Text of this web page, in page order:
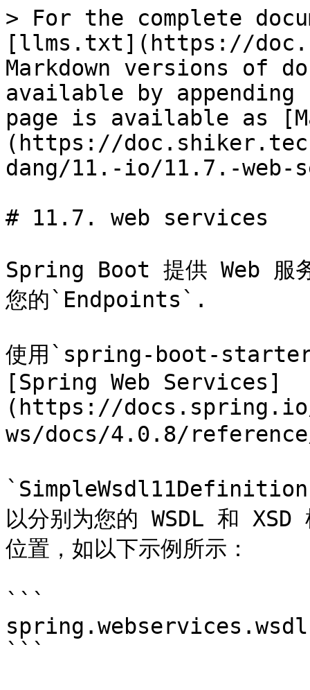
> For the complete
[llms.txt](https://
Markdown versions of
available by
page is available as
(https://
dang/11.-io/11.7.-web-
# 11.7. web services
Spring Boot 提供 Web 服务
您的`Endpoints`.
使用`spring-boot-starter-
[Spring Web Services]
(https://
ws/docs/4.0.8/
以分别为您的 WSDL 和 XSD
位置，如以下示例所示：
```
```